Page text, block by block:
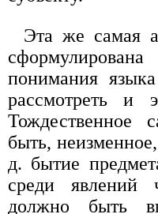
Эта же самая
понимания
рассмотреть и
Тождественное
быть,
д. бытие
среди явлений
должно быть